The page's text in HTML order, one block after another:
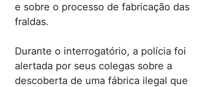
e sobre o processo de fabricação das
fraldas.
Durante o interrogatório, a polícia foi
alertada por seus colegas sobre a
descoberta de uma fábrica ilegal que